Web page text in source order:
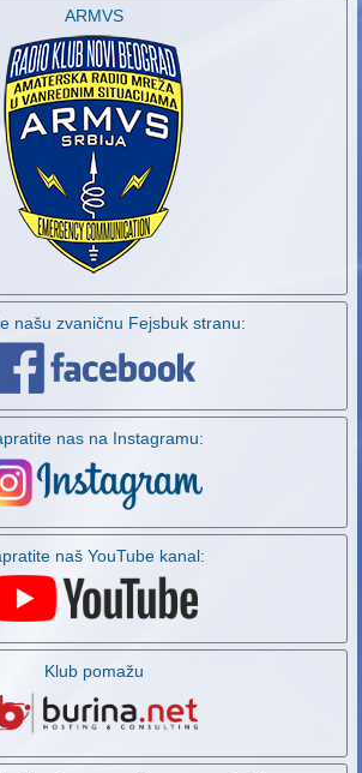
ARMVS
našu zvaničnu Fejsbuk stranu:
nas na Instagramu:
naš YouTube kanal:
Klub pomažu